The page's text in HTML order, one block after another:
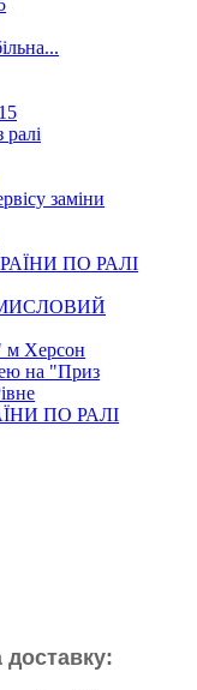
ралі
заміни
ПО РАЛІ
м Херсон
на "Приз
ПО РАЛІ
доставку: